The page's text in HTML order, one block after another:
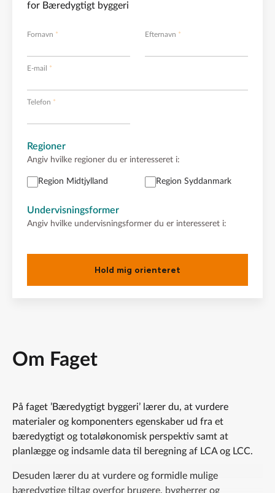
Om Faget
På faget ’Bæredygtigt byggeri’ lærer du, at vurdere
materialer og komponenters egenskaber ud fra et
bæredygtigt og totaløkonomisk perspektiv samt at
planlægge og indsamle data til beregning af LCA og LCC.
Desuden lærer du at vurdere og formidle mulige
bæredygtige tiltag overfor brugere, bygherrer og
for Bæredygtigt byggeri
Fornavn Efternavn
E-mail
Telefon
Regioner
Angiv hvilke regioner du er interesseret i:
Region Midtjylland Region Syddanmark
Undervisningsformer
Angiv hvilke undervisningsformer du er interesseret i:
Hold mig orienteret